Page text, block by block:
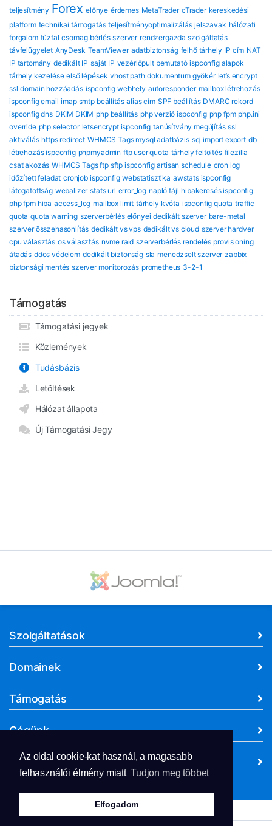
Az oldal cookie-kat használ, a magasabb
felhasználói élmény miatt Tudjon meg többet
Elfogadom
teljesítmény Forex előnye érdemes MetaTrader cTrader kereskedési
platform technikai támogatás teljesítményoptimalizálás jelszavak hálózati
forgalom tűzfal csomag bérlés szerver rendzergazda szolgáltatás
távfelügyelet AnyDesk TeamViewer adatbiztonság felhő tárhely IP cím NAT
IP tartomány dedikált IP saját IP vezérlőpult bemutató ispconfig alapok
tárhely kezelése első lépések vhost path dokumentum gyökér let’s encrypt
ssl domain hozzáadás ispconfig webhely autoresponder mailbox létrehozás
ispconfig email imap smtp beállítás alias cím SPF beállítás DMARC rekord
ispconfig dns DKIM DKIM php beállítás php verzió ispconfig php fpm php.ini
override php selector letsencrypt ispconfig tanúsítvány megújítás ssl
aktiválás https redirect WHMCS Tags mysql adatbázis sql import export db
létrehozás ispconfig phpmyadmin ftp user quota tárhely feltöltés filezilla
csatlakozás WHMCS Tags ftp sftp ispconfig artisan schedule cron log
időzített feladat cronjob ispconfig webstatisztika awstats ispconfig
látogatottság webalizer stats url error_log napló fájl hibakeresés ispconfig
php fpm hiba access_log mailbox limit tárhely kvóta ispconfig quota traffic
quota quota warning szerverbérlés előnyei dedikált szerver bare-metal
szerver összehasonlítás dedikált vs vps dedikált vs cloud szerver hardver
cpu választás os választás nvme raid szerverbérlés rendelés provisioning
átadás ddos védelem dedikált biztonság sla menedzselt szerver zabbix
biztonsági mentés szerver monitorozás prometheus 3-2-1
Támogatás
Támogatási jegyek
Közlemények
Tudásbázis
Letöltések
Hálózat állapota
Új Támogatási Jegy
Szolgáltatások
Domainek
Támogatás
Cégünk
Dokumentumok